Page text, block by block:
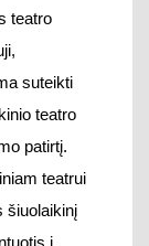
į
menininkus
vedė
kūrėjai